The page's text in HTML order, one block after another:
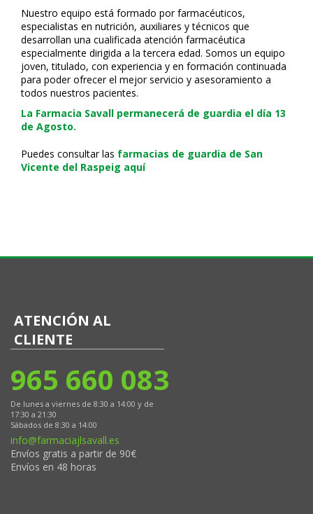
Nuestro equipo está formado por farmacéuticos,
especialistas en nutrición, auxiliares y técnicos que
desarrollan una cualificada atención farmacéutica
especialmente dirigida a la tercera edad. Somos un equipo
joven, titulado, con experiencia y en formación continuada
para poder ofrecer el mejor servicio y asesoramiento a
todos nuestros pacientes.
La Farmacia Savall permanecerá de guardia el día 13
de Agosto.
Puedes consultar las farmacias de guardia de San
Vicente del Raspeig aquí
ATENCIÓN AL
CLIENTE
965 660 083
De lunes a viernes de 8:30 a 14:00 y de
17:30 a 21:30
Sábados de 8:30 a 14:00
info@farmaciajlsavall.es
Envíos gratis a partir de 90€
Envíos en 48 horas